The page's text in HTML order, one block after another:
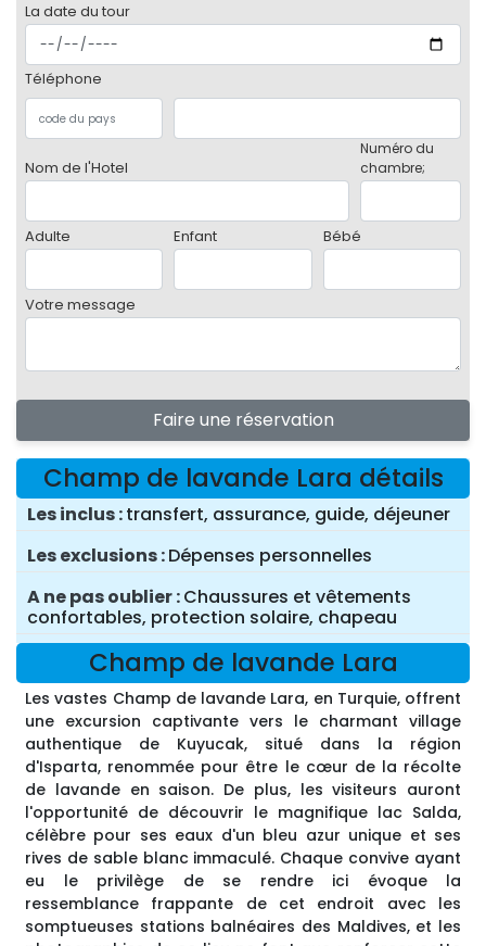
La date du tour
Téléphone
Nom de l'Hotel
Numéro du
chambre;
Adulte Enfant Bébé
Votre message
Faire une réservation
Champ de lavande Lara détails
Les inclus transfert, assurance, guide, déjeuner
Les exclusions Dépenses personnelles
A ne pas oublier Chaussures et vêtements
confortables, protection solaire, chapeau
Champ de lavande Lara
Les vastes Champ de lavande Lara, en Turquie, offrent
une excursion captivante vers le charmant village
authentique de Kuyucak, situé dans la région
d'Isparta, renommée pour être le cœur de la récolte
de lavande en saison. De plus, les visiteurs auront
l'opportunité de découvrir le magnifique lac Salda,
célèbre pour ses eaux d'un bleu azur unique et ses
rives de sable blanc immaculé. Chaque convive ayant
eu le privilège de se rendre ici évoque la
ressemblance frappante de cet endroit avec les
somptueuses stations balnéaires des Maldives, et les